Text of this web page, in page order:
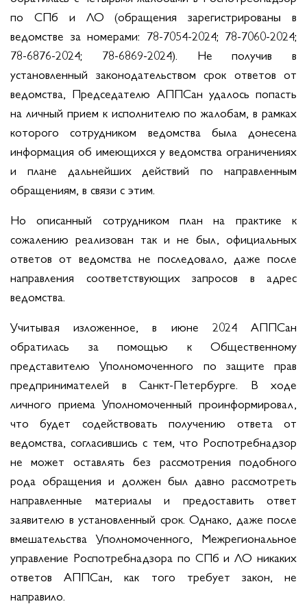
по СПб и ЛО (обращения зарегистрированы в
ведомстве за номерами: 78-7054-2024; 78-7060-2024;
78-6876-2024; 78-6869-2024). Не получив в
установленный законодательством срок ответов от
ведомства, Председателю АППСан удалось попасть
на личный прием к исполнителю по жалобам, в рамках
которого сотрудником ведомства была донесена
информация об имеющихся у ведомства ограничениях
и плане дальнейших действий по направленным
обращениям, в связи с этим.
Но описанный сотрудником план на практике к
сожалению реализован так и не был, официальных
ответов от ведомства не последовало, даже после
направления соответствующих запросов в адрес
ведомства.
Учитывая изложенное, в июне 2024 АППСан
обратилась за помощью к Общественному
представителю Уполномоченного по защите прав
предпринимателей в Санкт-Петербурге. В ходе
личного приема Уполномоченный проинформировал,
что будет содействовать получению ответа от
ведомства, согласившись с тем, что Роспотребнадзор
не может оставлять без рассмотрения подобного
рода обращения и должен был давно рассмотреть
направленные материалы и предоставить ответ
заявителю в установленный срок. Однако, даже после
вмешательства Уполномоченного, Межрегиональное
управление Роспотребнадзора по СПб и ЛО никаких
ответов АППСан, как того требует закон, не
направило.